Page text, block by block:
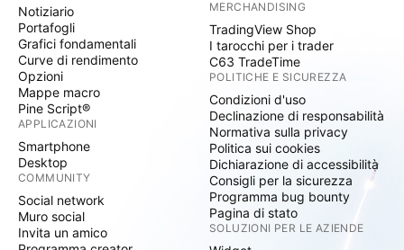
Notiziario
Portafogli
Grafici fondamentali
Curve di rendimento
Opzioni
Mappe macro
Pine Script®
APPLICAZIONI
Smartphone
Desktop
COMMUNITY
Social network
Muro social
Invita un amico
MERCHANDISING
TradingView Shop
I tarocchi per i trader
C63 TradeTime
POLITICHE E SICUREZZA
Condizioni d'uso
Declinazione di responsabilità
Normativa sulla privacy
Politica sui cookies
Dichiarazione di accessibilità
Consigli per la sicurezza
Programma bug bounty
Pagina di stato
SOLUZIONI PER LE AZIENDE